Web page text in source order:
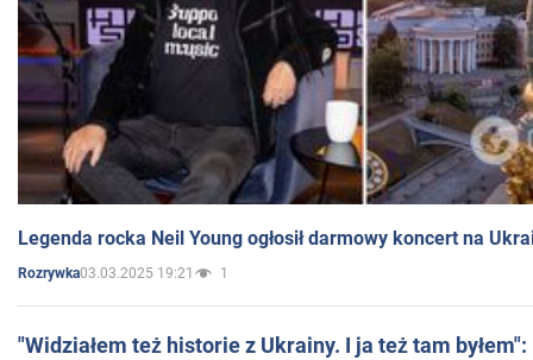
Legenda rocka Neil Young ogłosił darmowy koncert na
Rozrywka03.03.2025 19:21 1
"Widziałem też historie z Ukrainy. I ja też tam